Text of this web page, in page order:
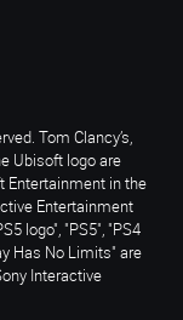
Tom Clancy’s,
Ubisoft logo are
Entertainment in the
Entertainment
logo", "PS5", "PS4
Has No Limits" are
Interactive